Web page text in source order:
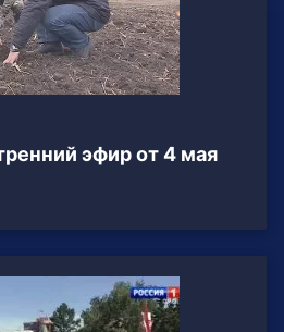
эфир от 4 мая